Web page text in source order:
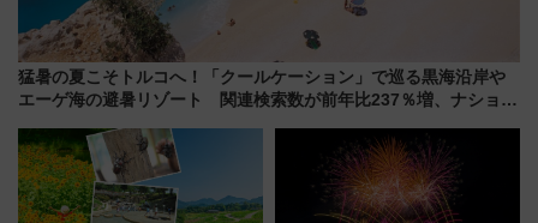
猛暑の夏こそトルコへ！「クールケーション」で巡る黒海沿岸や
エーゲ海の避暑リゾート 関連検索数が前年比237％増、ナショジ